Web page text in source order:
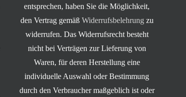
entsprechen, haben Sie die Möglichkeit,
den Vertrag gemäß Widerrufsbelehrung zu
widerrufen. Das Widerrufsrecht besteht
nicht bei Verträgen zur Lieferung von
Waren, für deren Herstellung eine
individuelle Auswahl oder Bestimmung
durch den Verbraucher maßgeblich ist oder